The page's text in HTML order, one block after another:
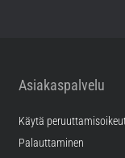
Asiakaspalvelu
Käytä
Palauttaminen